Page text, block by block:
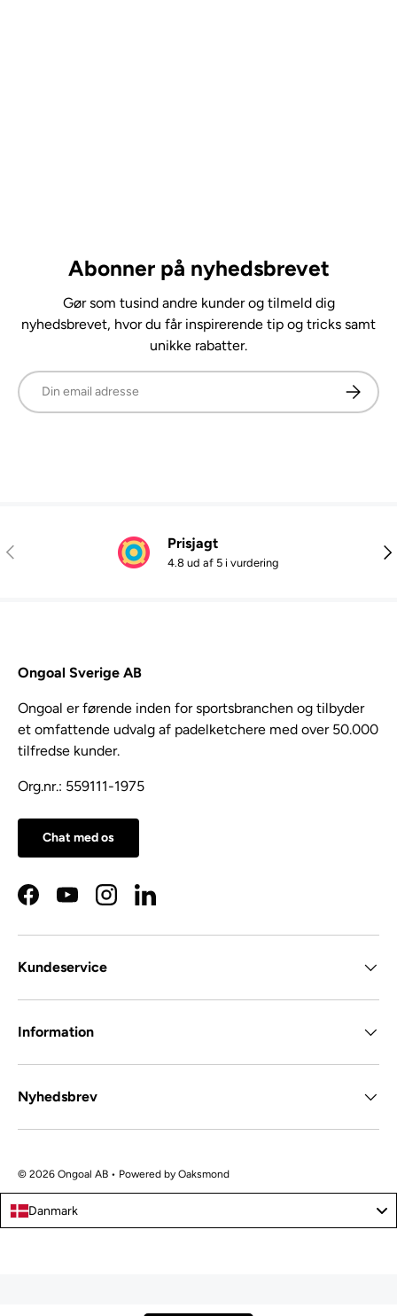
Abonner på nyhedsbrevet
Gør som tusind andre kunder og tilmeld dig
nyhedsbrevet, hvor du får inspirerende tip og tricks samt
unikke rabatter.
E-mail Abonner
Tidligere Prisjagt
4.8 ud af 5 i vurdering
Ongoal Sverige AB
Ongoal er førende inden for sportsbranchen og tilbyder
et omfattende udvalg af padelketchere med over 50.000
tilfredse kunder.
Org.nr.: 559111-1975
Chat med os
FacebookYouTubeInstagramLinkedIn
Kundeservice
Information
Nyhedsbrev
© 2026 Ongoal AB • Powered by Oaksmond
Danmark